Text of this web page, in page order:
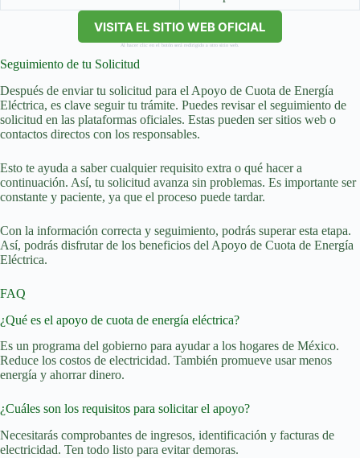
VISITA EL SITIO WEB OFICIAL
Al hacer clic en el botón será redirigido a otro sitio web.
Seguimiento de tu Solicitud
Después de enviar tu solicitud para el Apoyo de Cuota de Energía
Eléctrica, es clave seguir tu trámite. Puedes revisar el seguimiento de
solicitud en las plataformas oficiales. Estas pueden ser sitios web o
contactos directos con los responsables.
Esto te ayuda a saber cualquier requisito extra o qué hacer a
continuación. Así, tu solicitud avanza sin problemas. Es importante ser
constante y paciente, ya que el proceso puede tardar.
Con la información correcta y seguimiento, podrás superar esta etapa.
Así, podrás disfrutar de los beneficios del Apoyo de Cuota de Energía
Eléctrica.
FAQ
¿Qué es el apoyo de cuota de energía eléctrica?
Es un programa del gobierno para ayudar a los hogares de México.
Reduce los costos de electricidad. También promueve usar menos
energía y ahorrar dinero.
¿Cuáles son los requisitos para solicitar el apoyo?
Necesitarás comprobantes de ingresos, identificación y facturas de
electricidad. Ten todo listo para evitar demoras.